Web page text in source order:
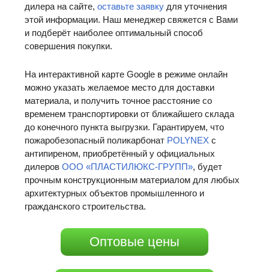
дилера на сайте,оставьте заявку для уточнения
этой информации. Наш менеджер свяжется с Вами
и подберёт наиболее оптимальный способ
совершения покупки.
На интерактивной карте Google в режиме онлайн
можно указать желаемое место для доставки
материала, и получить точное расстояние со
временем транспортировки от ближайшего склада
до конечного пункта выгрузки. Гарантируем, что
пожаробезопасный поликарбонат POLYNEX с
антипиреном, приобретённый у официальных
дилеровООО «ПЛАСТИЛЮКС-ГРУПП», будет
прочным конструкционным материалом для любых
архитектурных объектов промышленного и
гражданского строительства.
Оптовые цены